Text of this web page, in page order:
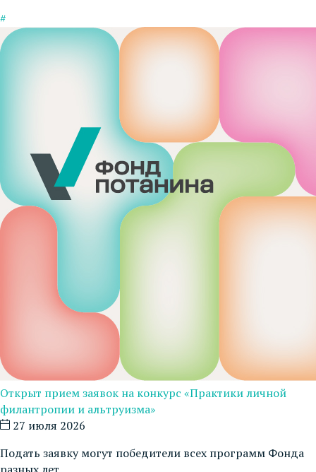
#
Открыт прием заявок на конкурс «Практики личной
филантропии и альтруизма»
27 июля 2026
Подать заявку могут победители всех программ Фонда